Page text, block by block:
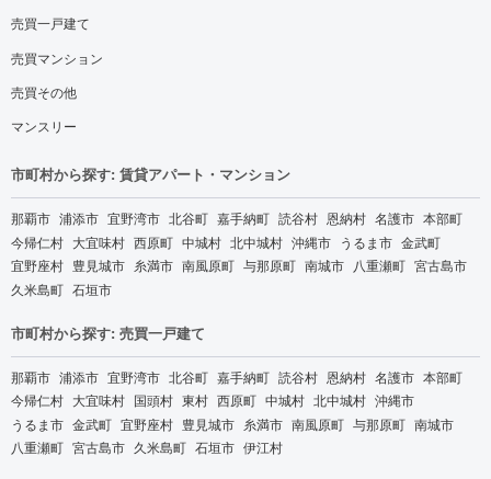
売買一戸建て
売買マンション
売買その他
マンスリー
市町村から探す: 賃貸アパート・マンション
那覇市 浦添市 宜野湾市 北谷町 嘉手納町 読谷村 恩納村 名護市 本部町
今帰仁村 大宜味村 西原町 中城村 北中城村 沖縄市 うるま市 金武町
宜野座村 豊見城市 糸満市 南風原町 与那原町 南城市 八重瀬町 宮古島市
久米島町 石垣市
市町村から探す: 売買一戸建て
那覇市 浦添市 宜野湾市 北谷町 嘉手納町 読谷村 恩納村 名護市 本部町
今帰仁村 大宜味村 国頭村 東村 西原町 中城村 北中城村 沖縄市
うるま市 金武町 宜野座村 豊見城市 糸満市 南風原町 与那原町 南城市
八重瀬町 宮古島市 久米島町 石垣市 伊江村